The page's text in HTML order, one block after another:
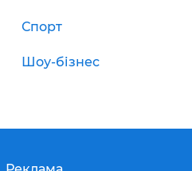
Спорт
Шоу-бізнес